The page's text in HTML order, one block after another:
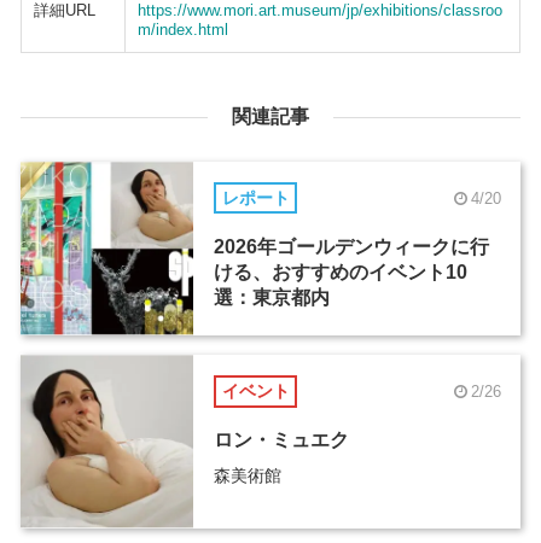
詳細URL
https://www.mori.art.museum/jp/exhibitions/classroo
m/index.html
関連記事
レポート 4/20
2026年ゴールデンウィークに行
ける、おすすめのイベント10
選：東京都内
イベント 2/26
ロン・ミュエク
森美術館